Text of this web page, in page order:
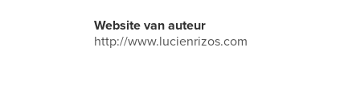
Website van auteur
http://www.lucienrizos.com